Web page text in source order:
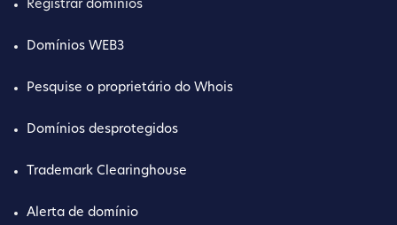
Registrar domínios
Domínios WEB3
Pesquise o proprietário do Whois
Domínios desprotegidos
Trademark Clearinghouse
Alerta de domínio